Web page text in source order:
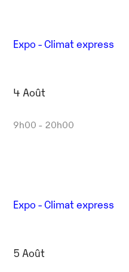
Expo - Climat express
4 Août
9h00 - 20h00
Expo - Climat express
5 Août